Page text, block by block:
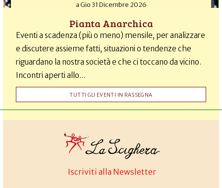
aGio 31 Dicembre 2026
Pianta Anarchica
Eventi a scadenza (più o meno) mensile, per analizzare
e discutere assieme fatti, situazioni o tendenze che
riguardano la nostra società e che ci toccano da vicino.
Incontri aperti allo...
TUTTI GLI EVENTI IN RASSEGNA
Iscriviti alla Newsletter